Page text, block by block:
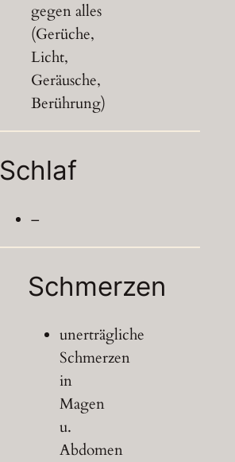
gegen alles
(Gerüche,
Licht,
Geräusche,
Berührung)
Schlaf
–
Schmerzen
unerträgliche
Schmerzen
in
Magen
u.
Abdomen